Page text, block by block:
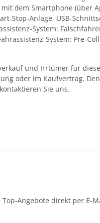
dem Smartphone (über
Stop-Anlage, USB-
System:
System: Pre-
und Irrtümer für
oder im Kaufvertrag.
Sie uns.
Angebote direkt per E-